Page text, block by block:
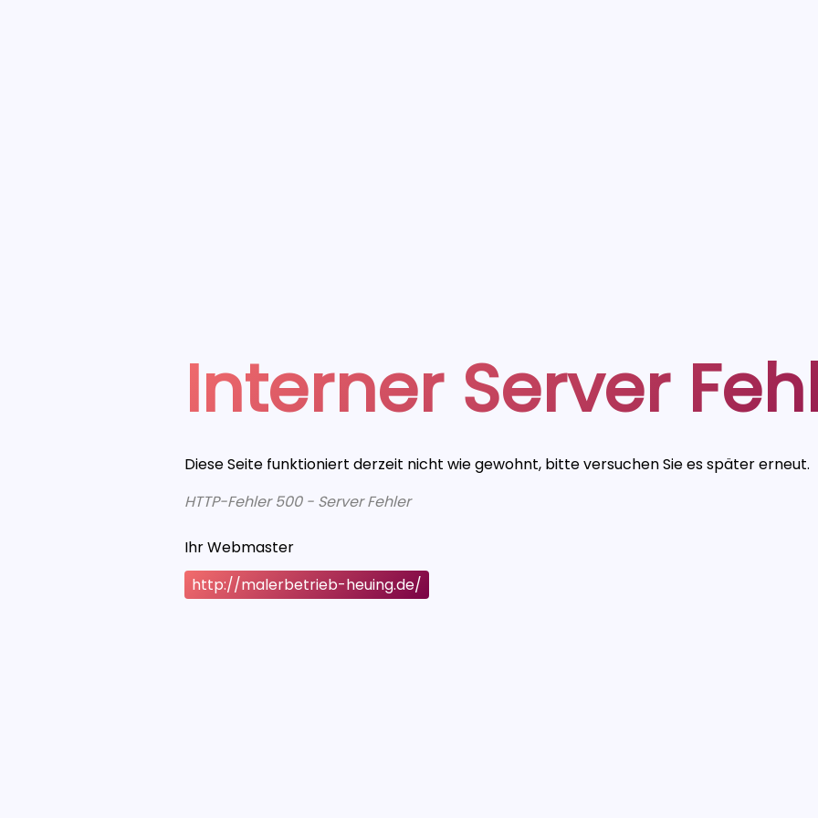
Interner Server
Diese Seite funktioniert derzeit nicht wie gewohnt, bitte versuchen Sie es später erneut.
HTTP-Fehler 500 - Server Fehler
Ihr Webmaster
http://malerbetrieb-heuing.de/